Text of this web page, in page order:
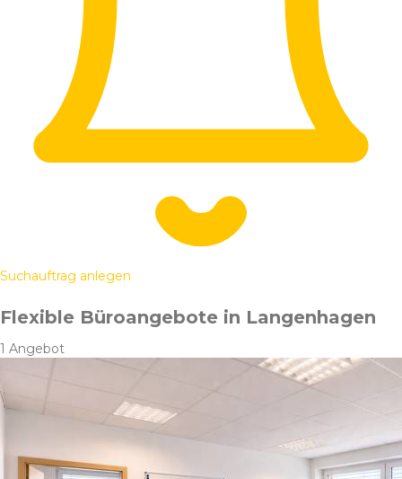
Suchauftrag anlegen
Flexible Büroangebote in Langenhagen
1 Angebot